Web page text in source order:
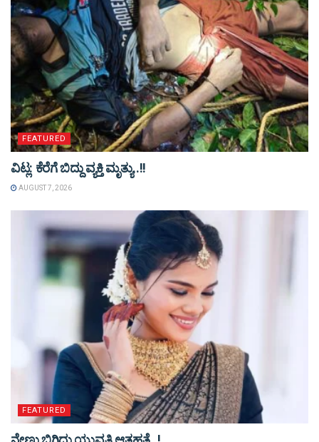
FEATURED
ವಿಟ್ಲ: ಕೆರೆಗೆ ಬಿದ್ದು ವ್ಯಕ್ತಿ ಮೃತ್ಯು..!!
AUGUST 7, 2026
FEATURED